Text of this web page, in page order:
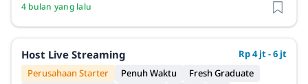
4 bulan yang lalu
Host Live Streaming
Rp 4 jt - 6 jt
Perusahaan Starter
Penuh Waktu
Fresh Graduate